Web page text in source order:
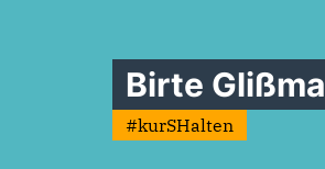
Birte
#kurSHalten